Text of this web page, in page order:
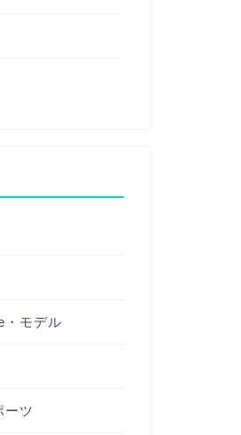
・モデル
ーツ